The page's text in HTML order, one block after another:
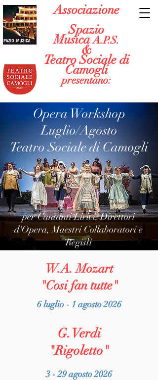
Associazione
Spazio
MusicaA.P.S.
&
Teatro Sociale di
Camogli
presentano:
Opera Workshop
Luglio/Agosto
Teatro Sociale di Camogli
per Cantanti Lirici, Direttori
d'Opera, Maestri Collaboratori e
Registi
W.A. Mozart
"Cosi fan tutte"
6 luglio - 1 agosto 2026
G. Verdi
"Rigoletto"
3 - 29 agosto 2026